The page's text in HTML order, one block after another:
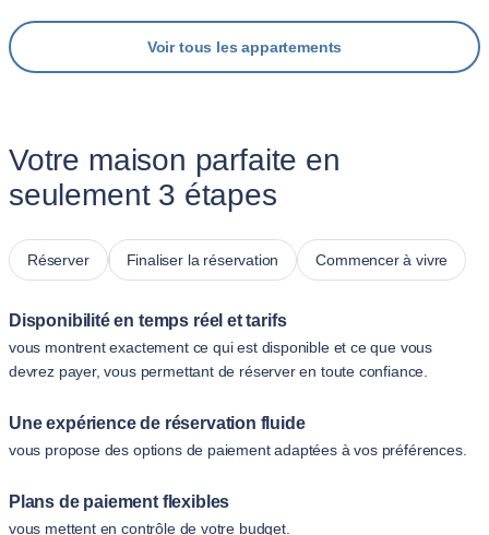
Voir tous les appartements
Votre maison parfaite en
seulement 3 étapes
Réserver Finaliser la réservation Commencer à vivre
Disponibilité en temps réel et tarifs
vous montrent exactement ce qui est disponible et ce que vous
devrez payer, vous permettant de réserver en toute confiance.
Une expérience de réservation fluide
vous propose des options de paiement adaptées à vos préférences.
Plans de paiement flexibles
vous mettent en contrôle de votre budget.